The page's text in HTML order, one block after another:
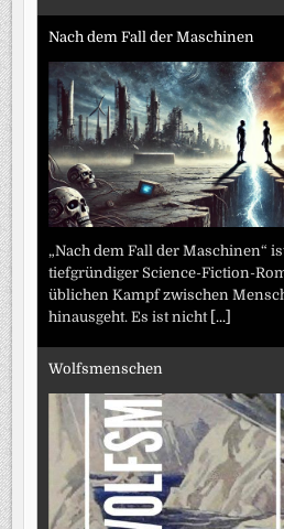
Nach dem Fall der Maschinen
„Nach dem Fall der Maschinen“
tiefgründiger Science-Fiction-
üblichen Kampf zwischen
hinausgeht. Es ist nicht [...]
Wolfsmenschen